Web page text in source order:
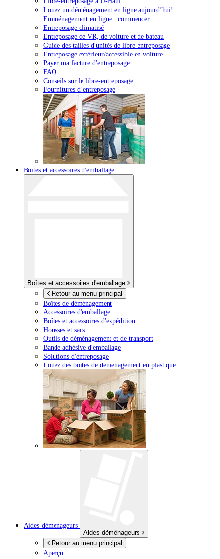
Louez un déménagement en ligne aujourd’hui!
Emménagement en ligne : commencer
Entreposage climatisé
Entreposage de VR, de voiture et de bateau
Guide des tailles d'unités de libre-entreposage
Entreposage extérieur/accessible en voiture
Payer ma facture d'entreposage
FAQ
Conseils sur le libre-entreposage
Fournitures d’entreposage
Boîtes et accessoires d'emballage
Boîtes et accessoires d'emballage
Retour au menu principal
Boîtes de déménagement
Accessoires d'emballage
Boîtes et accessoires d'expédition
Housses et sacs
Outils de déménagement et de transport
Bande adhésive d'emballage
Solutions d'entreposage
Louez des boîtes de déménagement en plastique
Aides-déménageurs
Aides-déménageurs
Retour au menu principal
Aperçu